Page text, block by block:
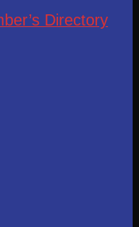
Directory